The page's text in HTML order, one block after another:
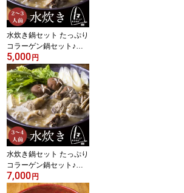
水炊き鍋セット たっぷり
コラーゲン鍋セット♪岩
手県産いわいどり使用★
シンプル塩味水炊き鍋セ
ット ※お肉とスープのセ
ット 2～3人前 国産鶏肉
水炊き 鶏白湯スープ 博
多水炊き お取り寄せグル
メ ギフト 鶏ガラスープ
【送料無料】
5,000 円
水炊き鍋セット たっぷり
コラーゲン鍋セット♪岩
手県産いわいどり使用★
シンプル塩味水炊き鍋セ
7,000 円